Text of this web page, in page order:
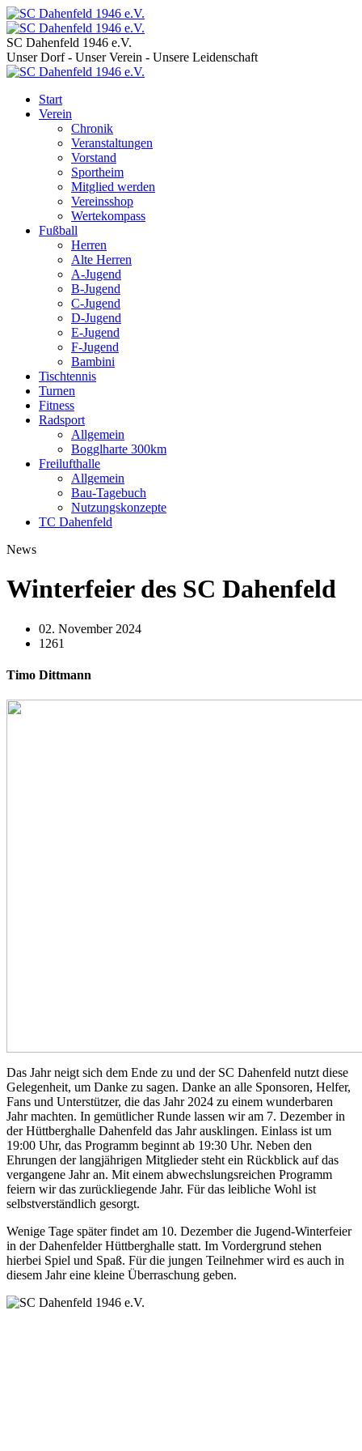
SC Dahenfeld 1946 e.V.
Unser Dorf - Unser Verein - Unsere Leidenschaft
Start
Verein
Chronik
Veranstaltungen
Vorstand
Sportheim
Mitglied werden
Vereinsshop
Wertekompass
Fußball
Herren
Alte Herren
A-Jugend
B-Jugend
C-Jugend
D-Jugend
E-Jugend
F-Jugend
Bambini
Tischtennis
Turnen
Fitness
Radsport
Allgemein
Bogglharte 300km
Freilufthalle
Allgemein
Bau-Tagebuch
Nutzungskonzepte
TC Dahenfeld
News
Winterfeier des SC Dahenfeld
02. November 2024
1261
Timo Dittmann
Das Jahr neigt sich dem Ende zu und der SC Dahenfeld nutzt diese
Gelegenheit, um Danke zu sagen. Danke an alle Sponsoren, Helfer,
Fans und Unterstützer, die das Jahr 2024 zu einem wunderbaren
Jahr machten. In gemütlicher Runde lassen wir am 7. Dezember in
der Hüttberghalle Dahenfeld das Jahr ausklingen. Einlass ist um
19:00 Uhr, das Programm beginnt ab 19:30 Uhr. Neben den
Ehrungen der langjährigen Mitglieder steht ein Rückblick auf das
vergangene Jahr an. Mit einem abwechslungsreichen Programm
feiern wir das zurückliegende Jahr. Für das leibliche Wohl ist
selbstverständlich gesorgt.
Wenige Tage später findet am 10. Dezember die Jugend-Winterfeier
in der Dahenfelder Hüttberghalle statt. Im Vordergrund stehen
hierbei Spiel und Spaß. Für die jungen Teilnehmer wird es auch in
diesem Jahr eine kleine Überraschung geben.